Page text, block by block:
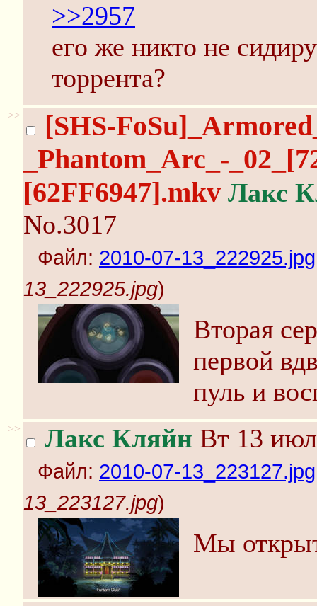
>>2957
его же никто не
торрента?
>>
[SHS-
_Phantom_Arc_-
[62FF6947].mkv Лакс
No.3017
Файл: 2010-07-13_222925.jpg
13_222925.jpg)
Вторая
первой
пуль и
>> Лакс Кляйн Вт 13
Файл: 2010-07-13_223127.jpg
13_223127.jpg)
Мы